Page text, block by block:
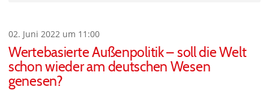
02. Juni 2022 um 11:00
Wertebasierte Außenpolitik – soll die Welt
schon wieder am deutschen Wesen
genesen?